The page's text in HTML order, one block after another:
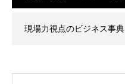
現場力視点のビジネス事典